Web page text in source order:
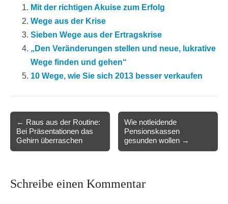
Mit der richtigen Akuise zum Erfolg
Wege aus der Krise
Sieben Wege aus der Ertragskrise
„Den Veränderungen stellen und neue, lukrative
Wege finden und gehen“
10 Wege, wie Sie sich 2013 besser verkaufen
navigation
← Raus aus der Routine:
Bei Präsentationen das
Gehirn überraschen
Wie notleidende
Pensionskassen
gesunden wollen →
Schreibe einen Kommentar